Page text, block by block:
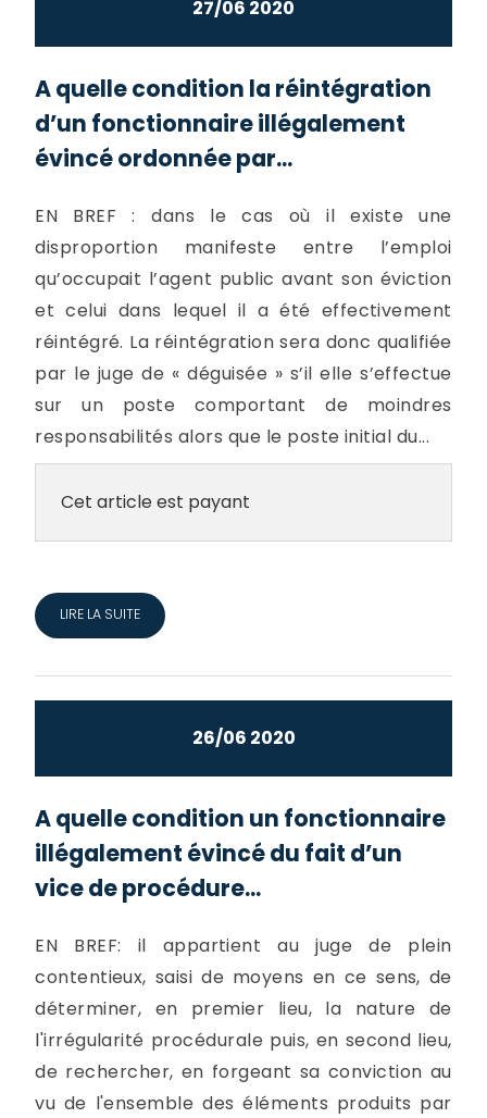
27/06 2020
A quelle condition la réintégration
d’un fonctionnaire illégalement
évincé ordonnée par...
EN BREF : dans le cas où il existe une
disproportion manifeste entre l’emploi
qu’occupait l’agent public avant son éviction
et celui dans lequel il a été effectivement
réintégré. La réintégration sera donc qualifiée
par le juge de « déguisée » s’il elle s’effectue
sur un poste comportant de moindres
responsabilités alors que le poste initial du...
Cet article est payant
LIRE LA SUITE
26/06 2020
A quelle condition un fonctionnaire
illégalement évincé du fait d’un
vice de procédure...
EN BREF: il appartient au juge de plein
contentieux, saisi de moyens en ce sens, de
déterminer, en premier lieu, la nature de
l'irrégularité procédurale puis, en second lieu,
de rechercher, en forgeant sa conviction au
vu de l'ensemble des éléments produits par